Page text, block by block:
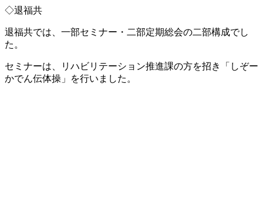
◇退福共
退福共では、一部セミナー・二部定期総会の二部構成でし
た。
セミナーは、リハビリテーション推進課の方を招き「しぞー
かでん伝体操」を行いました。